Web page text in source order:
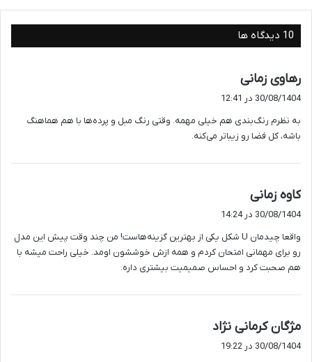
‫10 دیدگاه ها
رهاوی زمانی
ف
:
30/08/1404 در 12:41
به نظرم رنگ‌بندی هم خیلی مهمه. وقتی رنگ مبل و پرده‌ها با هم هماهنگ
باشه، کل فضا رو زیباتر می‌کنه.
کاوه زمانی
30/08/1404 در 14:24
واقعا چیدمان U شکل یکی از بهترین گزینه‌هاست! من چند وقت پیش این مدل
رو برای مهمانی امتحان کردم و همه ازش خوششون اومد. خیلی راحت میشه با
هم صحبت کرد و احساس صمیمیت بیشتری داره.
مژگان کرمانی نژاد
30/08/1404 در 19:22